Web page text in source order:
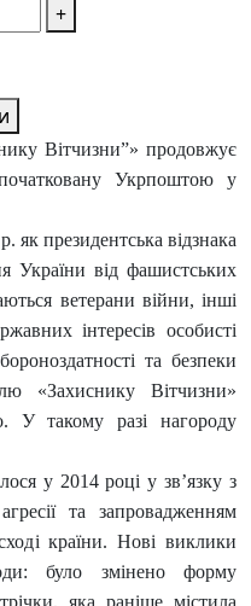
+
Вітчизни”» продовжує
Укрпоштою у
як президентська відзнака
України від фашистських
ветерани війни, інші
інтересів особисті
та безпеки
«Захиснику Вітчизни»
У такому разі нагороду
у 2014 році у зв’язку з
та запровадженням
країни. Нові виклики
було змінено форму
яка раніше містила